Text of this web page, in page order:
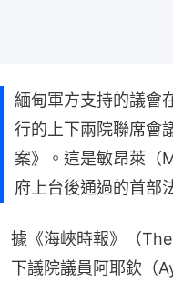
緬甸軍方支持的議會
行的上下兩院聯席會
案》。這是敏昂萊（
府上台後通過的首部
據《海峽時報》（
下議院議員阿耶欽（